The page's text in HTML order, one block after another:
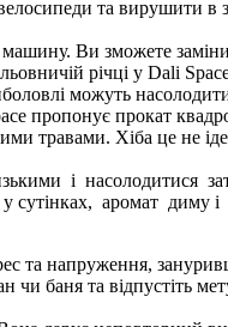
та вирушити
Ви зможете
річці у Dali
можуть
пропонує прокат
травами. Хіба це не
і насолодитися
сутінках, аромат диму
та напруження,
баня та відпустіть